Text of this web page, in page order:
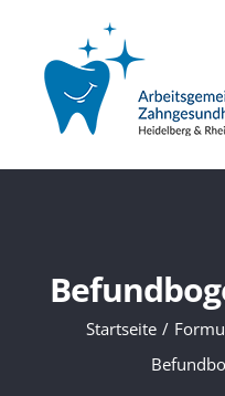
springen
Startseite